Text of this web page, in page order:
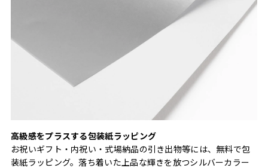
高級感をプラスする包装紙ラッピング
お祝いギフト・内祝い・式場納品の引き出物等には、無料で包
装紙ラッピング。落ち着いた上品な輝きを放つシルバーカラー